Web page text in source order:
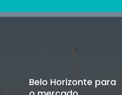
Belo Horizonte para